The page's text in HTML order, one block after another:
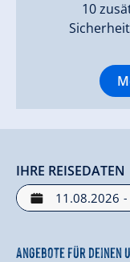
10
IHRE REISEDATEN
-
Angebote für deinen